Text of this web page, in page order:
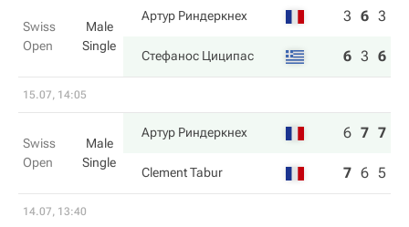
Swiss
Open
Male
Single
Артур Риндеркнех 3 6 3
Стефанос Циципас 6 3 6
15.07, 14:05
Swiss
Open
Male
Single
Артур Риндеркнех 6 7 7
Clement Tabur 7 6 5
14.07, 13:40